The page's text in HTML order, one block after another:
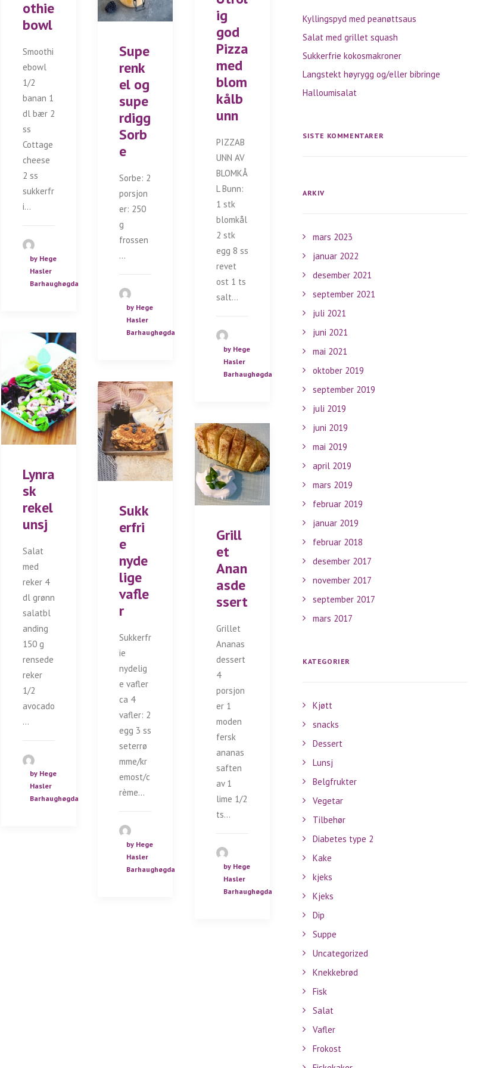
othie
bowl
Smoothi
ebowl
1/2
banan 1
dl bær 2
ss
Cottage
cheese
2 ss
sukkerfr
i…
by Hege
Hasler
Barhaughøgda
Supe
renk
el og
supe
rdigg
Sorb
e
Sorbe: 2
porsjon
er: 250
g
frossen
…
by Hege
Hasler
Barhaughøgda
ig
god
Pizza
med
blom
kålb
unn
PIZZAB
UNN AV
BLOMKÅ
L Bunn:
1 stk
blomkål
2 stk
egg 8 ss
revet
ost 1 ts
salt…
by Hege
Hasler
Barhaughøgda
Lynra
sk
rekel
unsj
Salat
med
reker 4
dl grønn
salatbl
anding
150 g
rensede
reker
1/2
avocado
…
by Hege
Hasler
Barhaughøgda
Sukk
erfri
e
nyde
lige
vafle
r
Sukkerfr
ie
nydelig
e vafler
ca 4
vafler: 2
egg 3 ss
seterrø
mme/kr
emost/c
rème…
by Hege
Hasler
Barhaughøgda
Grill
et
Anan
asde
ssert
Grillet
Ananas
dessert
4
porsjon
er 1
moden
fersk
ananas
saften
av 1
lime 1/2
ts…
by Hege
Hasler
Barhaughøgda
Kyllingspyd med peanøttsaus
Salat med grillet squash
Sukkerfrie kokosmakroner
Langstekt høyrygg og/eller bibringe
Halloumisalat
SISTE KOMMENTARER
ARKIV
mars 2023
januar 2022
desember 2021
september 2021
juli 2021
juni 2021
mai 2021
oktober 2019
september 2019
juli 2019
juni 2019
mai 2019
april 2019
mars 2019
februar 2019
januar 2019
februar 2018
desember 2017
november 2017
september 2017
mars 2017
KATEGORIER
Kjøtt
snacks
Dessert
Lunsj
Belgfrukter
Vegetar
Tilbehør
Diabetes type 2
Kake
kjeks
Kjeks
Dip
Suppe
Uncategorized
Knekkebrød
Fisk
Salat
Vafler
Frokost